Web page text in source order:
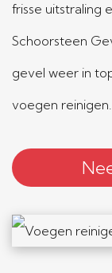
frisse uitstraling
Schoorsteen
gevel weer in
voegen reinigen.